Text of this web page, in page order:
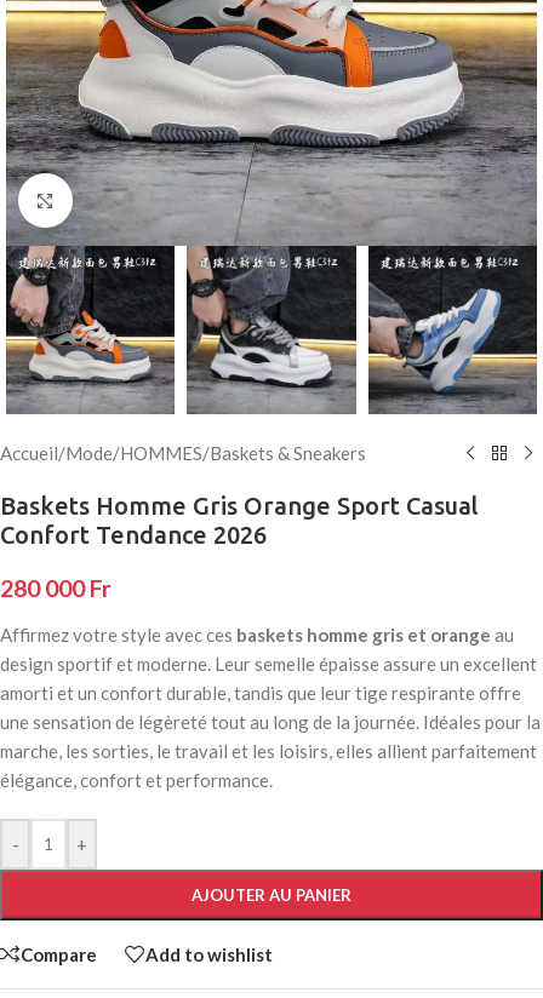
Click to enlarge
Accueil/Mode/HOMMES/Baskets & Sneakers
Baskets Homme Gris Orange Sport Casual
Confort Tendance 2026
280 000Fr
Affirmez votre style avec ces baskets homme gris et orange au
design sportif et moderne. Leur semelle épaisse assure un excellent
amorti et un confort durable, tandis que leur tige respirante offre
une sensation de légèreté tout au long de la journée. Idéales pour la
marche, les sorties, le travail et les loisirs, elles allient parfaitement
élégance, confort et performance.
- +
AJOUTER AU PANIER
Compare Add to wishlist